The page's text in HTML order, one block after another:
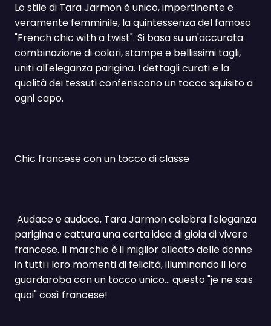
Lo stile di Tara Jarmon è unico, impertinente e
veramente femminile, la quintessenza del famoso
"French chic with a twist". Si basa su un'accurata
combinazione di colori, stampe e bellissimi tagli,
uniti all'eleganza parigina. I dettagli curati e la
qualità dei tessuti conferiscono un tocco squisito a
ogni capo.
Chic francese con un tocco di classe
Audace e audace, Tara Jarmon celebra l'eleganza
parigina e cattura una certa idea di gioia di vivere
francese. Il marchio è il miglior alleato delle donne
in tutti i loro momenti di felicità, illuminando il loro
guardaroba con un tocco unico... questo "je ne sais
quoi" così francese!